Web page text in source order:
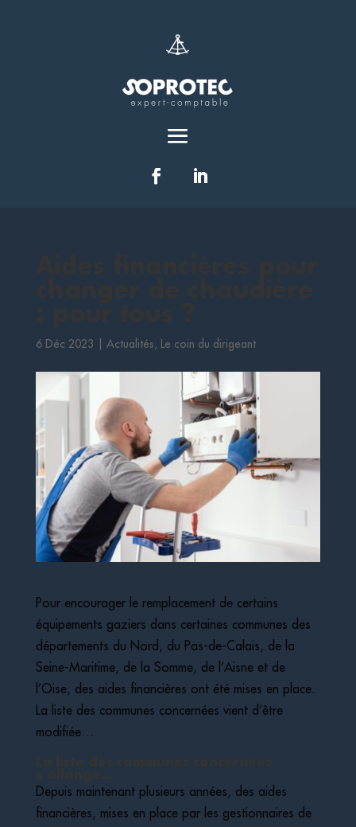
6 Déc 2023 Actualités , Le coin du dirigeant
Pour encourager le remplacement de certains
équipements gaziers dans certaines communes des
départements du Nord, du Pas-de-Calais, de la
Seine-Maritime, de la Somme, de l’Aisne et de
l’Oise, des aides financières ont été mises en place.
La liste des communes concernées vient d’être
modifiée…
Depuis maintenant plusieurs années, des aides
financières, mises en place par les gestionnaires de